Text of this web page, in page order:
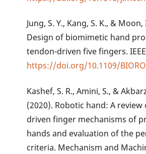
Jung, S. Y., Kang, S. K., &
Design of biomimetic hand
tendon-driven five fingers.
https://doi.org/10.1109/
Kashef, S. R., Amini, S., &
(2020). Robotic hand: A review
driven finger mechanisms of
hands and evaluation of the
criteria. Mechanism and